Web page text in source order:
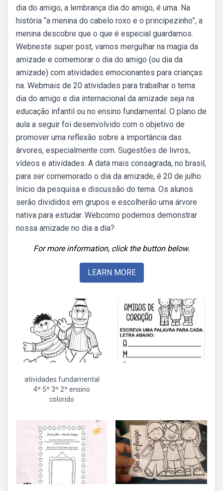
dia do amigo, a lembrança dia do amigo, é uma. Na
história “a menina do cabelo roxo e o principezinho”, a
menina descobre que o que é especial guardamos.
Webneste super post, vamos mergulhar na magia da
amizade e comemorar o dia do amigo (ou dia da
amizade) com atividades emocionantes para crianças
na. Webmais de 20 atividades para trabalhar o tema
dia do amigo e dia internacional da amizade seja na
educação infantil ou no ensino fundamental. O plano de
aula a seguir foi desenvolvido com o objetivo de
promover uma reflexão sobre a importância das
árvores, especialmente com. Sugestões de livros,
vídeos e atividades. A data mais consagrada, no brasil,
para ser comemorado o dia da amizade, é 20 de julho.
Início da pesquisa e discussão do tema. Os alunos
serão divididos em grupos e escolherão uma árvore
nativa para estudar. Webcomo podemos demonstrar
nossa amizade no dia a dia?
For more information, click the button below.
LEARN MORE
atividades fundamental
4º 5º 3º 2º ensino
colorido